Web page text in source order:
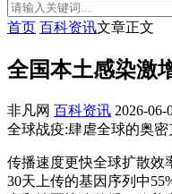
首页 百科资讯文章正文
全国本土感染激
非凡网 百科资讯 2026-06-
全球战疫:肆虐全球的奥
传播速度更快全球扩散效
30天上传的基因序列中